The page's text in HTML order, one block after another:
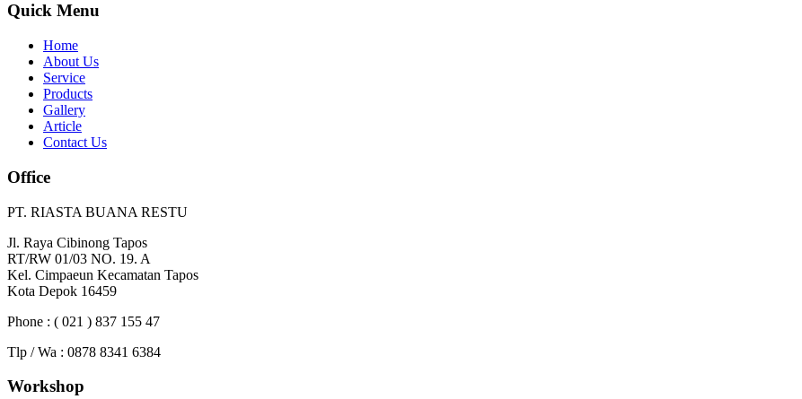
Quick Menu
Home
About Us
Service
Products
Gallery
Article
Contact Us
Office
PT. RIASTA BUANA RESTU
Jl. Raya Cibinong Tapos
RT/RW 01/03 NO. 19. A
Kel. Cimpaeun Kecamatan Tapos
Kota Depok 16459
Phone : ( 021 ) 837 155 47
Tlp / Wa : 0878 8341 6384
Workshop